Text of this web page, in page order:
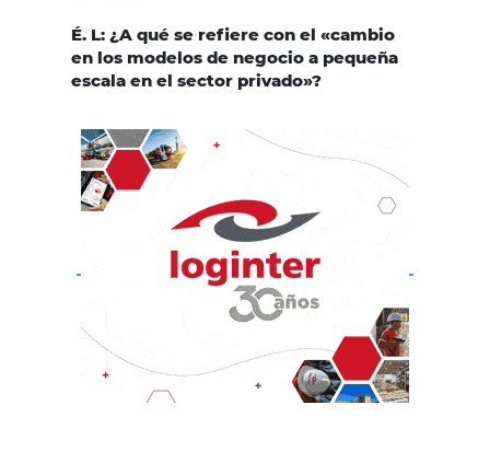
É. L: ¿A qué se refiere con el «cambio
en los modelos de negocio a pequeña
escala en el sector privado»?